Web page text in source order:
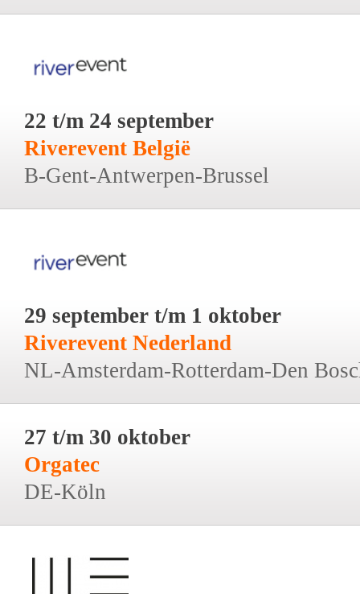
22 t/m 24 september
Riverevent België
B-Gent-Antwerpen-Brussel
29 september t/m 1 oktober
Riverevent Nederland
NL-Amsterdam-Rotterdam-Den
27 t/m 30 oktober
Orgatec
DE-Köln